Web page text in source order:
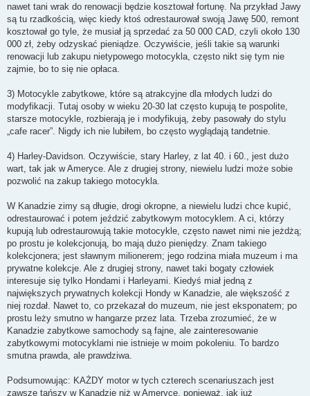
nawet tani wrak do renowacji będzie kosztował fortunę. Na przykład Jawy
są tu rzadkością, więc kiedy ktoś odrestaurował swoją Jawę 500, remont
kosztował go tyle, że musiał ją sprzedać za 50 000 CAD, czyli około 130
000 zł, żeby odzyskać pieniądze. Oczywiście, jeśli takie są warunki
renowacji lub zakupu nietypowego motocykla, często nikt się tym nie
zajmie, bo to się nie opłaca.
3) Motocykle zabytkowe, które są atrakcyjne dla młodych ludzi do
modyfikacji. Tutaj osoby w wieku 20-30 lat często kupują te pospolite,
starsze motocykle, rozbierają je i modyfikują, żeby pasowały do ​​stylu
„cafe racer”. Nigdy ich nie lubiłem, bo często wyglądają tandetnie.
4) Harley-Davidson. Oczywiście, stary Harley, z lat 40. i 60., jest dużo
wart, tak jak w Ameryce. Ale z drugiej strony, niewielu ludzi może sobie
pozwolić na zakup takiego motocykla.
W Kanadzie zimy są długie, drogi okropne, a niewielu ludzi chce kupić,
odrestaurować i potem jeździć zabytkowym motocyklem. A ci, którzy
kupują lub odrestaurowują takie motocykle, często nawet nimi nie jeżdżą;
po prostu je kolekcjonują, bo mają dużo pieniędzy. Znam takiego
kolekcjonera; jest sławnym milionerem; jego rodzina miała muzeum i ma
prywatne kolekcje. Ale z drugiej strony, nawet taki bogaty człowiek
interesuje się tylko Hondami i Harleyami. Kiedyś miał jedną z
największych prywatnych kolekcji Hondy w Kanadzie, ale większość z
niej rozdał. Nawet to, co przekazał do muzeum, nie jest eksponatem; po
prostu leży smutno w hangarze przez lata. Trzeba zrozumieć, że w
Kanadzie zabytkowe samochody są fajne, ale zainteresowanie
zabytkowymi motocyklami nie istnieje w moim pokoleniu. To bardzo
smutna prawda, ale prawdziwa.
Podsumowując: KAŻDY motor w tych czterech scenariuszach jest
zawsze tańszy w Kanadzie niż w Ameryce, ponieważ, jak już